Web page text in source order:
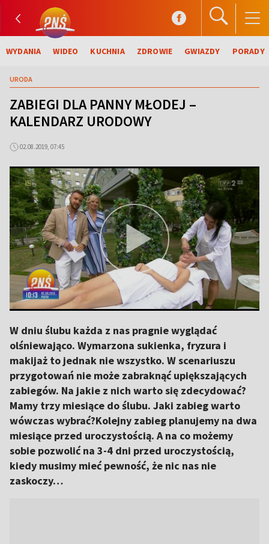
WYDANIA WIDEO KUCHNIA ZDROWIE GWIAZDY PORADY
URODA
ZABIEGI DLA PANNY MŁODEJ –
KALENDARZ URODOWY
02.08.2019, 07:45
W dniu ślubu każda z nas pragnie wyglądać
olśniewająco. Wymarzona sukienka, fryzura i
makijaż to jednak nie wszystko. W scenariuszu
przygotowań nie może zabraknąć upiększających
zabiegów. Na jakie z nich warto się zdecydować?
Mamy trzy miesiące do ślubu. Jaki zabieg warto
wówczas wybrać?Kolejny zabieg planujemy na dwa
miesiące przed uroczystością. A na co możemy
sobie pozwolić na 3-4 dni przed uroczystością,
kiedy musimy mieć pewność, że nic nas nie
zaskoczy…